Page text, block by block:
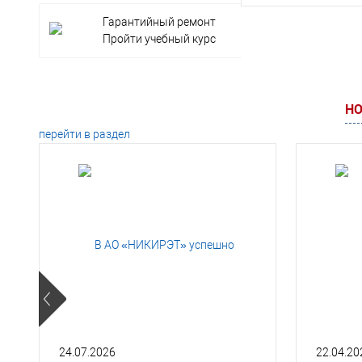
Гарантийный ремонт
Пройти учебный курс
перейти в раздел
24.07.2026